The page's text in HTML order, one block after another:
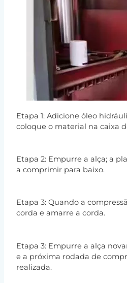
Etapa 1: Adicione óleo
coloque o material na caixa
Etapa 2: Empurre a alça; a
a comprimir para baixo.
Etapa 3: Quando a
corda e amarre a corda.
Etapa 3: Empurre a alça
e a próxima rodada de
realizada.